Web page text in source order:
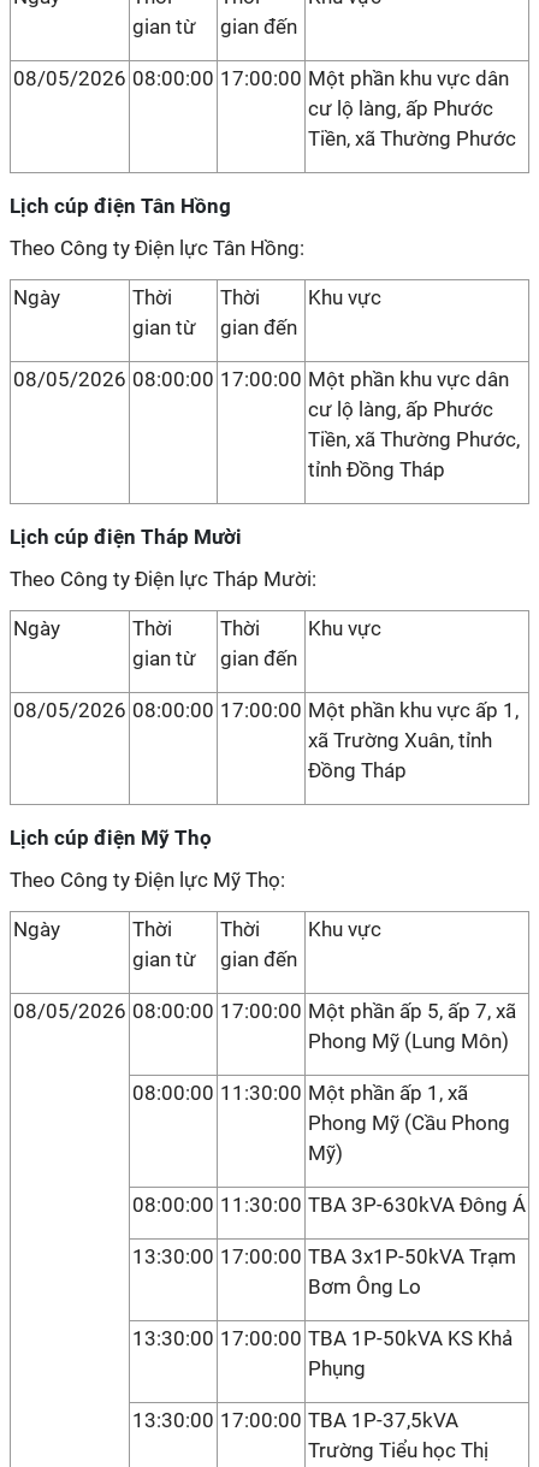
gian từ
gian đến
08/05/2026 08:00:00 17:00:00 Một phần khu vực dân
cư lộ làng, ấp Phước
Tiền, xã Thường Phước
Lịch cúp điện Tân Hồng
Theo Công ty Điện lực Tân Hồng:
Ngày
Thời
gian từ
Thời
gian đến
Khu vực
08/05/2026 08:00:00 17:00:00 Một phần khu vực dân
cư lộ làng, ấp Phước
Tiền, xã Thường Phước,
tỉnh Đồng Tháp
Lịch cúp điện Tháp Mười
Theo Công ty Điện lực Tháp Mười:
Ngày
Thời
gian từ
Thời
gian đến
Khu vực
08/05/2026 08:00:00 17:00:00 Một phần khu vực ấp 1,
xã Trường Xuân, tỉnh
Đồng Tháp
Lịch cúp điện Mỹ Thọ
Theo Công ty Điện lực Mỹ Thọ:
Ngày
Thời
gian từ
Thời
gian đến
Khu vực
08/05/2026 08:00:00 17:00:00 Một phần ấp 5, ấp 7, xã
Phong Mỹ (Lung Môn)
08:00:00 11:30:00 Một phần ấp 1, xã
Phong Mỹ (Cầu Phong
Mỹ)
08:00:00 11:30:00 TBA 3P-630kVA Đông Á
13:30:00 17:00:00 TBA 3x1P-50kVA Trạm
Bơm Ông Lo
13:30:00 17:00:00 TBA 1P-50kVA KS Khả
Phụng
13:30:00 17:00:00 TBA 1P-37,5kVA
Trường Tiểu học Thị